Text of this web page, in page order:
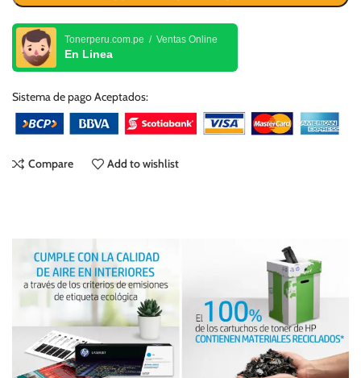
Tonerperu.com.pe / Ventas Online
En Linea
Sistema de pago Aceptados:
Compare Add to wishlist